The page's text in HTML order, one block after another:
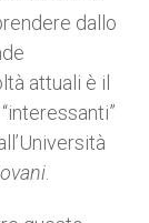
dallo
attuali è il